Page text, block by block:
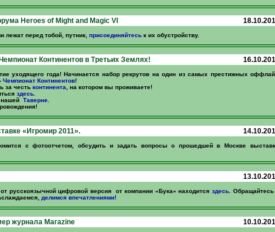
Heroes of Might and Magic VI
перед тобой, путник, присоединяйтеськ их обустройству.
Континентов в Третьих Землях!
уходящего года! Начинается набор рекрутов на один из самых престижных
Чемпионат Континентов!
за честь континента , на котором вы проживаете!
здесь.
нашей Таверне.
«Игромир 2011».
с фотоотчетом, обсудить и задать вопросы о прошедшей в Москве
русскоязычной цифровой версия от компании «Бука» находитсяздесь . Обращайтесь
делимся впечатлениями!
журнала Магazine